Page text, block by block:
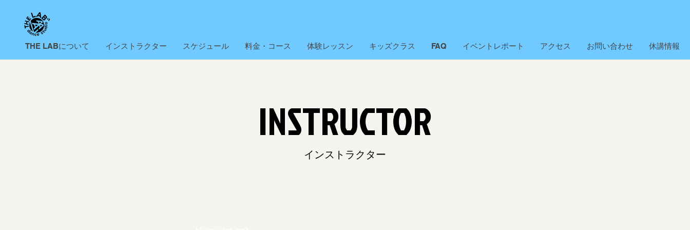
THE LABについて インストラクター スケジュール 料金・コース 体験レッスン キッズクラス FAQ イベントレポート アクセス お問い合わせ 休講情報
INSTRUCTOR
インストラクター